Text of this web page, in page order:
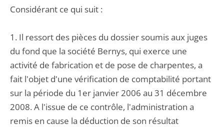
Considérant ce qui suit :
1. Il ressort des pièces du dossier soumis aux juges
du fond que la société Bernys, qui exerce une
activité de fabrication et de pose de charpentes, a
fait l'objet d'une vérification de comptabilité portant
sur la période du 1er janvier 2006 au 31 décembre
2008. A l'issue de ce contrôle, l'administration a
remis en cause la déduction de son résultat